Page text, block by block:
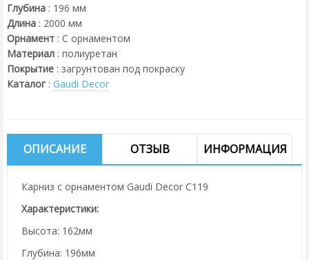
Глубина : 196 мм
Длина : 2000 мм
Орнамент : С орнаментом
Материал : полиуретан
Покрытие : загрунтован под покраску
Каталог : Gaudi Decor
ОПИСАНИЕ ОТЗЫВ ИНФОРМАЦИЯ
Карниз с орнаментом Gaudi Decor C119
Характеристики:
Высота: 162мм
Глубина: 196мм